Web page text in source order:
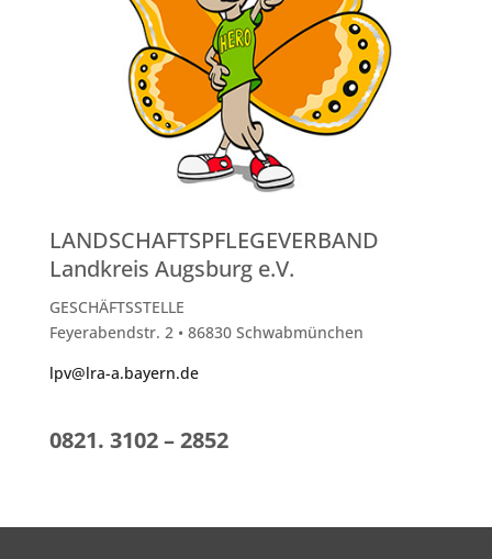
LANDSCHAFTSPFLEGEVERBAND
Landkreis Augsburg e.V.
GESCHÄFTSSTELLE
Feyerabendstr. 2 • 86830 Schwabmünchen
lpv@lra-a.bayern.de
0821. 3102 – 2852